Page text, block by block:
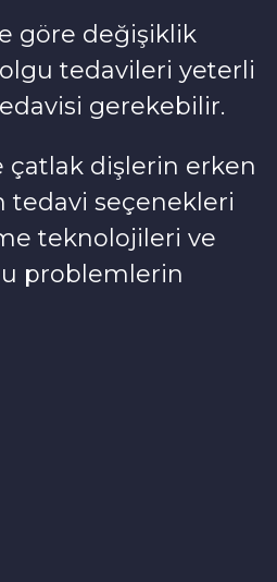
göre değişiklik
tedavileri yeterli
gerekebilir.
çatlak dişlerin erken
tedavi seçenekleri
teknolojileri ve
problemlerin